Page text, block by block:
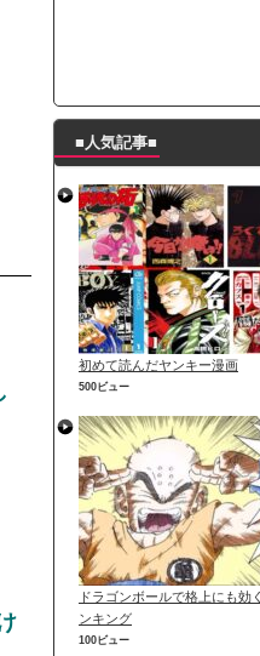
■人気記事■
初めて読んだヤンキー漫画
500ビュー
ドラゴンボールで格上にも効
ンキング
100ビュー